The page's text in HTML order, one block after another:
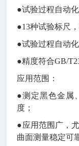
●试验过程自动
●13种试验标尺
●试验过程自动
●精度符合GB/
应用范围：
●测定黑色金属
度；
●应用范围广，
曲面测量稳定可